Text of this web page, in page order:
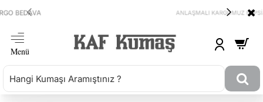
ANLAŞMALI KARGOMUZ HEPSİJET